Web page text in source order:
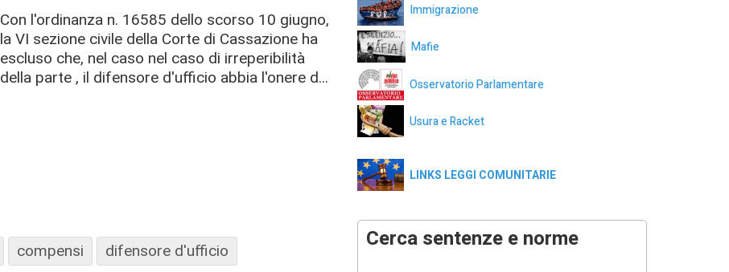
Con l'ordinanza n. 16585 dello scorso 10 giugno,
la VI sezione civile della Corte di Cassazione ha
escluso che, nel caso nel caso di irreperibilità
della parte , il difensore d'ufficio abbia l'onere d...
compensi difensore d'ufficio
Immigrazione
Mafie
Osservatorio Parlamentare
Usura e Racket
LINKS LEGGI COMUNITARIE
Cerca sentenze e norme